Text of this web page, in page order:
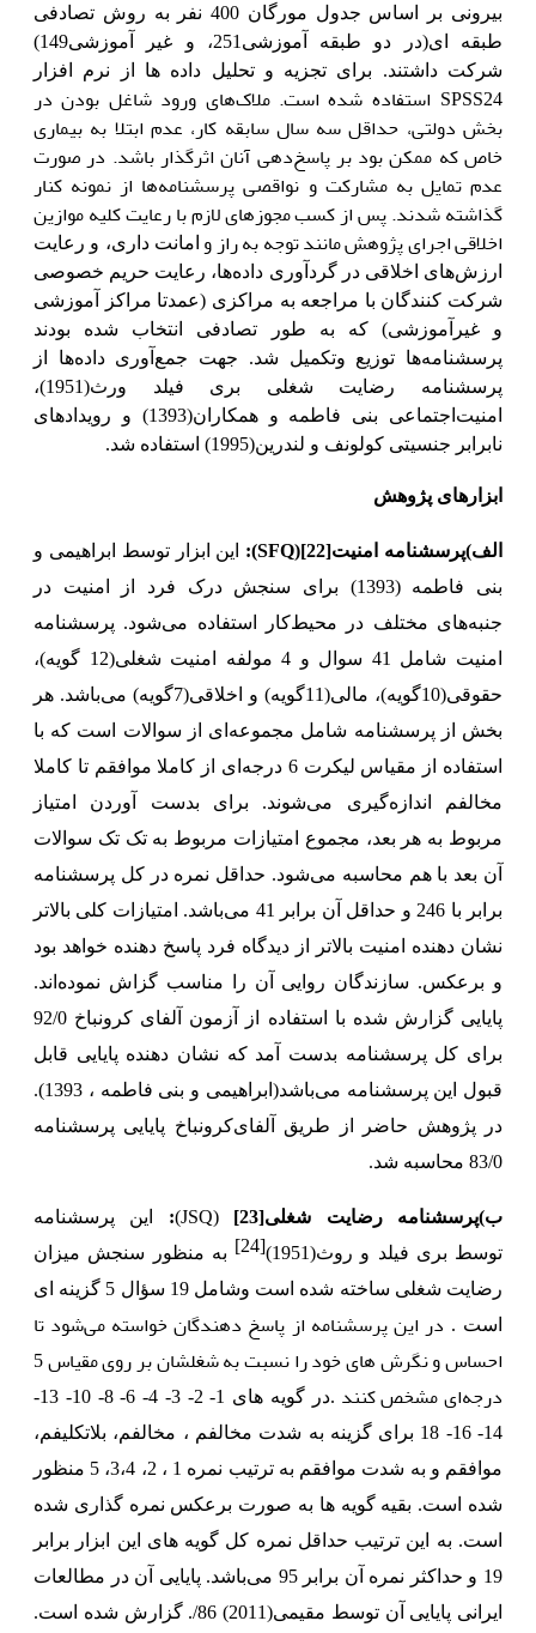
بیرونی بر اساس جدول مورگان 400 نفر به روش تصادفی
طبقه ای(در دو طبقه
آموزشی251
، و غیر آموزشی149)
شرکت داشتند. برای تجزیه و تحلیل داده ها از نرم افزار
SPSS24 استفاده شده است. ملاک‌های ورود شاغل بودن در
بخش دولتی، حداقل سه سال سابقه کار، عدم ابتلا به بیماری
خاص که ممکن بود بر پاسخ‌دهی آنان اثرگذار باشد. در صورت
عدم تمایل به مشارکت و نواقصی پرسشنامه‌ها از نمونه کنار
گذاشته شدند. پس از کسب مجوزهای لازم با رعایت کلیه موازین
اخلاقی اجرای پژوهش مانند توجه به راز و امانت داری، و رعایت
ارزش‌های اخلاقی در گردآوری داده‌ها، رعایت حریم خصوصی
شرکت کنندگان با مراجعه به مراکزی (عمدتا مراکز آموزشی
و غیرآموزشی) که به طور تصادفی انتخاب شده بودند
پرسشنامه‌ها توزیع وتکمیل شد. جهت جمع‌آوری داده‌ها از
پرسشنامه رضایت شغلی بری فیلد ورث(1951)،
امنیت‌اجتماعی بنی فاطمه و همکاران(1393) و رویدادهای
نابرابر جنسیتی کولونف و لندرین(1995) استفاده شد.
ابزارهای پژوهش
الف)پرسشنامه امنیت[22]
(
SFQ
)
:
این ابزار توسط ابراهیمی و
بنی فاطمه(1393)
برای سنجش درک فرد از امنیت در
جنبه‌های مختلف در محیط‌کار استفاده می‌شود. پرسشنامه
امنیت شامل 41 سوال و 4 مولفه امنیت شغلی(12 گویه)،
حقوقی(10گویه)، مالی(11گویه) و اخلاقی(7گویه) می‌باشد. هر
بخش از پرسشنامه شامل مجموعه‌ای از سوالات است که با
استفاده از مقیاس‌ لیکرت 6 درجه‌ای از کاملا موافقم تا کاملا
مخالفم اندازه‌گیری می‌شوند. برای بدست آوردن امتیاز
مربوط به هر بعد، مجموع امتیازات مربوط به تک تک سوالات
آن بعد با هم محاسبه می‌شود. حداقل نمره در کل پرسشنامه
برابر با 246 و حداقل آن برابر 41 می‌باشد. امتیازات کلی بالاتر
نشان دهنده امنیت بالاتر از دیدگاه فرد پاسخ دهنده خواهد بود
و برعکس. سازندگان روایی آن را مناسب گزاش نموده‌اند.
پایایی گزارش شده با استفاده از آزمون آلفای کرونباخ 92/0
برای کل پرسشنامه بدست آمد که نشان دهنده پایایی قابل
قبول این پرسشنامه می‌باشد( ابراهیمی و
بنی فاطمه ، 1393).
در پژوهش حاضر از طریق آلفای‌کرونباخ پایایی پرسشنامه
83/0 محاسبه شد.
ب)پرسشنامه رضایت شغلی[23]
(JSQ)
: این پرسشنامه
توسط بری فیلد و روث(1951)
[24] به منظور سنجش میزان
رضایت شغلی ساخته شده است وشامل 19 سؤال 5 گزینه ای
است . در این پرسشنامه از پاسخ دهندگان خواسته می‌شود تا
احساس و نگرش های خود را نسبت به شغلشان بر روی مقیاس 5
درجه‌ای مشخص کنند .
در گویه های 1- 2- 3- 4- 6- 8- 10- 13-
14- 16- 18 برای گزینه به شدت مخالفم ، مخالفم، بلاتکلیفم،
موافقم و به شدت موافقم به ترتیب نمره 1 ، 2، 3،‌4، 5 منظور
شده است. بقیه گویه ها به صورت برعکس نمره گذاری شده
است. به این ترتیب حداقل نمره کل گویه های این ابزار برابر
19 و حداکثر نمره آن برابر 95 می‌باشد. پایایی آن در مطالعات
ایرانی پایایی آن توسط مقیمی(2011) 86/. گزارش شده است.